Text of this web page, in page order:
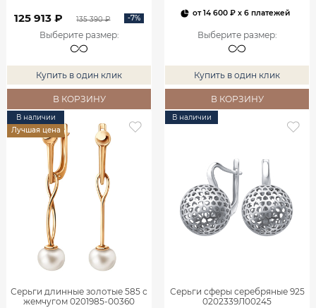
125 913 ₽ 135 390 ₽ -7%
Выберите размер:
Купить в один клик
В КОРЗИНУ
от14 600 ₽ x 6 платежей
Выберите размер:
Купить в один клик
В КОРЗИНУ
В наличии
Лучшая цена
Серьги длинные золотые 585 с
жемчугом 0201985-00360
В наличии
Серьги сферы серебряные 925
0202339Л00245